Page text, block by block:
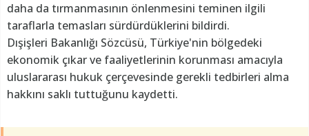
daha da tırmanmasının önlenmesini teminen ilgili
taraflarla temasları sürdürdüklerini bildirdi.
Dışişleri Bakanlığı Sözcüsü, Türkiye'nin bölgedeki
ekonomik çıkar ve faaliyetlerinin korunması amacıyla
uluslararası hukuk çerçevesinde gerekli tedbirleri alma
hakkını saklı tuttuğunu kaydetti.